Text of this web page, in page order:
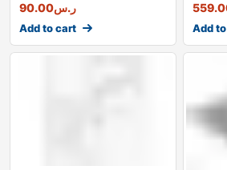
ر.س90.00
Add to cart Add